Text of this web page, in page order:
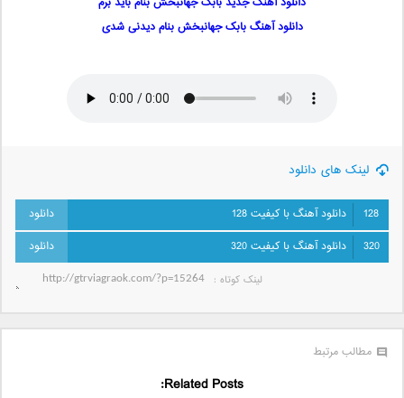
دانلود آهنگ بابک جهانبخش بنام دیدنی شدی
لینک های دانلود
128
دانلود آهنگ با کیفیت 128
320
دانلود آهنگ با کیفیت 320
لینک کوتاه‌ :
مطالب مرتبط
Related Posts: